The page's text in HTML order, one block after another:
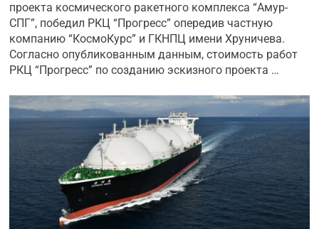
проекта космического ракетного комплекса “Амур-
СПГ”, победил РКЦ “Прогресс” опередив частную
компанию “КосмоКурс” и ГКНПЦ имени Хруничева.
Согласно опубликованным данным, стоимость работ
РКЦ “Прогресс” по созданию эскизного проекта …